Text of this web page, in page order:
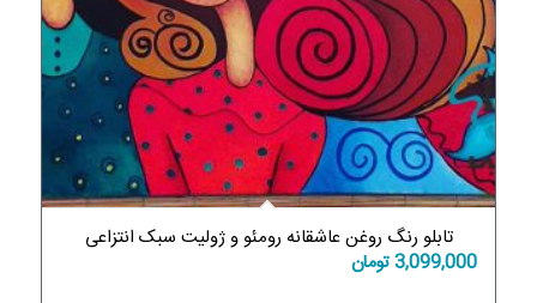
تابلو رنگ روغن عاشقانه رومئو و ژولیت سبک انتزاعی
3,099,000تومان